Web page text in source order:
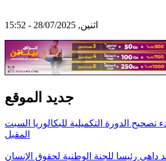
اثنين, 28/07/2025 - 15:52
جديد الموقع
تصحيح الدورة التكميلية للبكالوريا السبت
المقبل
داهي رئيسا للجنة الوطنية لحقوق الإنسان